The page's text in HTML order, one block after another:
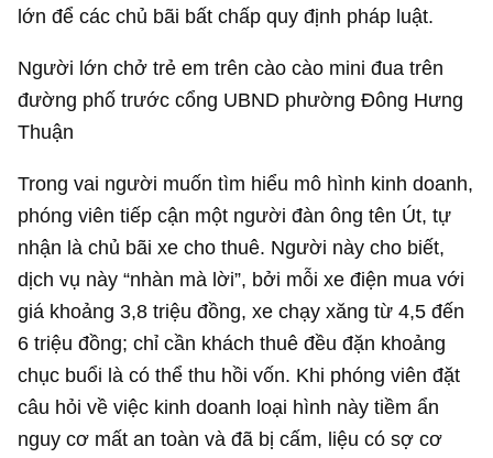
lớn để các chủ bãi bất chấp quy định pháp luật.
Người lớn chở trẻ em trên cào cào mini đua trên
đường phố trước cổng UBND phường Đông Hưng
Thuận
Trong vai người muốn tìm hiểu mô hình kinh doanh,
phóng viên tiếp cận một người đàn ông tên Út, tự
nhận là chủ bãi xe cho thuê. Người này cho biết,
dịch vụ này “nhàn mà lời”, bởi mỗi xe điện mua với
giá khoảng 3,8 triệu đồng, xe chạy xăng từ 4,5 đến
6 triệu đồng; chỉ cần khách thuê đều đặn khoảng
chục buổi là có thể thu hồi vốn. Khi phóng viên đặt
câu hỏi về việc kinh doanh loại hình này tiềm ẩn
nguy cơ mất an toàn và đã bị cấm, liệu có sợ cơ